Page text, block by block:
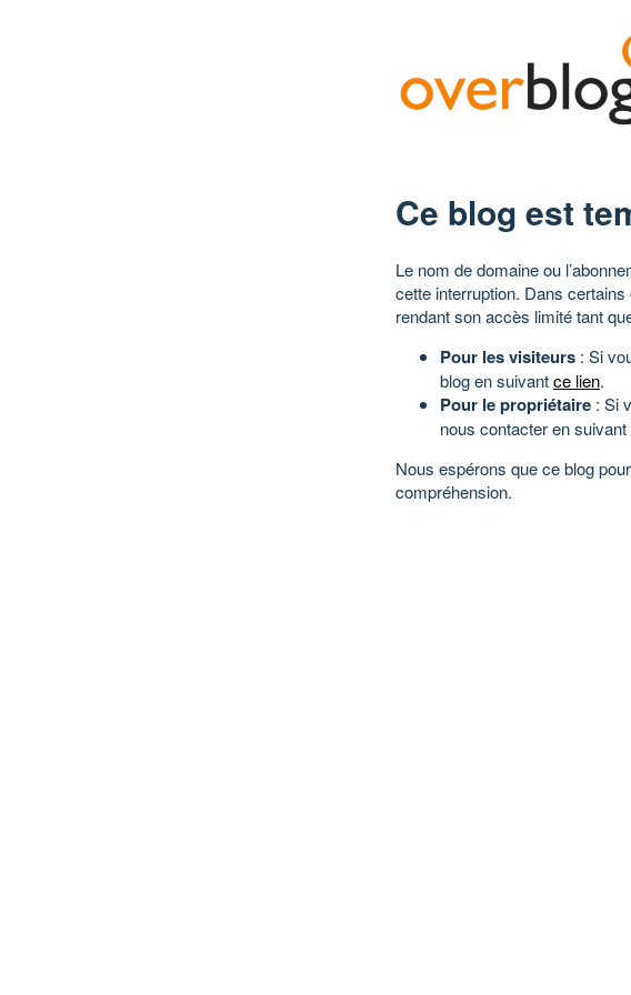
Ce blog est
Le nom de domaine ou
cette interruption. Dans
rendant son accès limité tant
Pour les visiteurs : Si
blog en suivantce lien.
Pour le propriétaire : Si
nous contacter en suivant
Nous espérons que ce blog
compréhension.